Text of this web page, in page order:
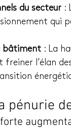
du secteur :
qui
bâtiment : La
freiner l’élan
pénurie